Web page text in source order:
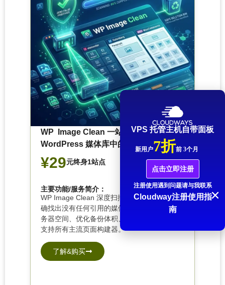
WP Image Clean 一站式清理
WordPress 媒体库中的无用图片
¥29元终身1站点
主要功能/服务简介：
WP Image Clean 深度扫描你的整站内容，精
确找出没有任何引用的媒体文件，帮你释放服
务器空间、优化备份体积、保持媒体库整洁。
支持所有主流页面构建器。
了解&购买
VPS 托管主机自带面板
新用户7折前 3个月
点击立即注册
注册使用遇到问题请与我联系
Cloudway注册使用指
南